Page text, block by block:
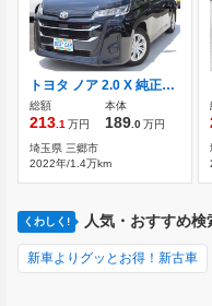
トヨタ ノア 2.0 X 純正8インチマルチメディア
総額
213.1万円
本体
189.0万円
埼玉県 三郷市
2022年/1.4万km
くわしく! 人気・おすすめ検
新車よりグッとお得！新古車